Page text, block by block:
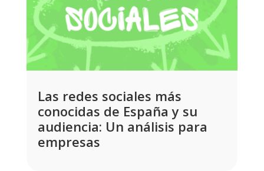
Las redes sociales más
conocidas de España y su
audiencia: Un análisis para
empresas